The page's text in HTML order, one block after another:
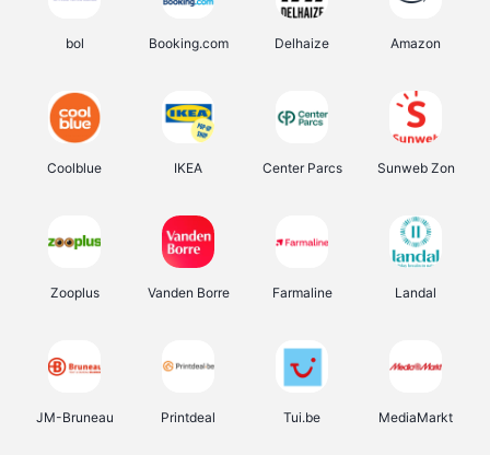
bol Booking.com Delhaize Amazon
Coolblue IKEA Center Parcs Sunweb Zon
Zooplus Vanden Borre Farmaline Landal
JM-Bruneau Printdeal Tui.be MediaMarkt